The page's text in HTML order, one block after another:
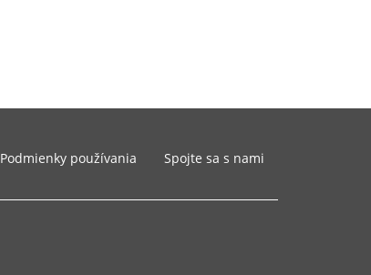
Podmienky používania Spojte sa s nami